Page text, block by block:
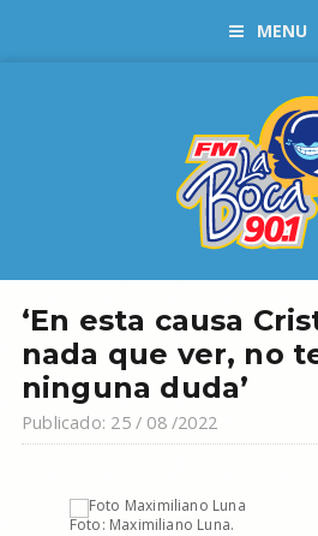
MENU
‘En esta causa
nada que ver, no
ninguna duda’
Publicado: 25 / 08 /2022
Foto: Maximiliano Luna.